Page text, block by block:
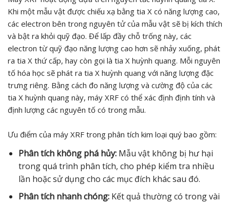
Khi một mẫu vật được chiếu xạ bằng tia X có năng lượng cao,
các electron bên trong nguyên tử của mẫu vật sẽ bị kích thích
và bật ra khỏi quỹ đạo. Để lấp đầy chỗ trống này, các
electron từ quỹ đạo năng lượng cao hơn sẽ nhảy xuống, phát
ra tia X thứ cấp, hay còn gọi là tia X huỳnh quang. Mỗi nguyên
tố hóa học sẽ phát ra tia X huỳnh quang với năng lượng đặc
trưng riêng. Bằng cách đo năng lượng và cường độ của các
tia X huỳnh quang này, máy XRF có thể xác định định tính và
định lượng các nguyên tố có trong mẫu.
Ưu điểm của máy XRF trong phân tích kim loại quý bao gồm:
Phân tích không phá hủy:Mẫu vật không bị hư hại
trong quá trình phân tích, cho phép kiểm tra nhiều
lần hoặc sử dụng cho các mục đích khác sau đó.
Phân tích nhanh chóng:Kết quả thường có trong vài